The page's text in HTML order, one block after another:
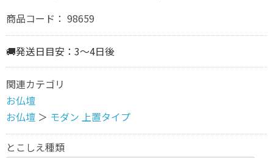
商品コード： 98659
🚚発送日目安：3～4日後
関連カテゴリ
お仏壇
お仏壇 ＞ モダン 上置タイプ
とこしえ種類